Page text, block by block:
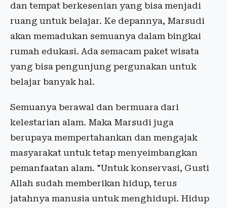
dan tempat berkesenian yang bisa menjadi
ruang untuk belajar. Ke depannya, Marsudi
akan memadukan semuanya dalam bingkai
rumah edukasi. Ada semacam paket wisata
yang bisa pengunjung pergunakan untuk
belajar banyak hal.
Semuanya berawal dan bermuara dari
kelestarian alam. Maka Marsudi juga
berupaya mempertahankan dan mengajak
masyarakat untuk tetap menyeimbangkan
pemanfaatan alam. "Untuk konservasi, Gusti
Allah sudah memberikan hidup, terus
jatahnya manusia untuk menghidupi. Hidup